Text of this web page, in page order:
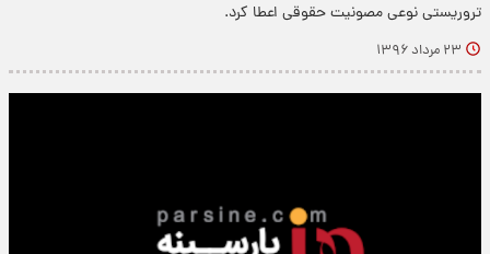
تروریستی نوعی مصونیت حقوقی اعطا کرد.
۲۳ مرداد ۱۳۹۶